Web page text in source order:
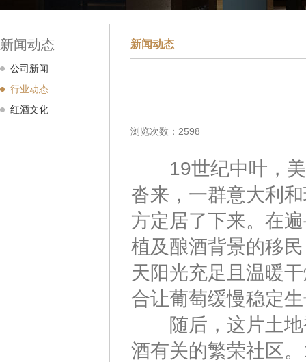
新闻动态
公司新闻
行业动态
红酒文化
新闻动态
浏览次数：2598
19世纪中叶，美
沓来，一群意大利
方定居了下来。在
植及酿酒背景的移
天阳光充足且温暖
合让葡萄缓慢稳定
随后，这片土地
酒有关的繁荣社区